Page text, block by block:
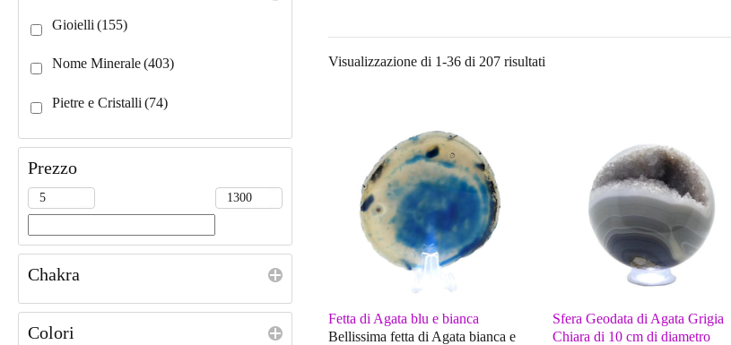
Gioielli (155)
Nome Minerale(403)
Pietre e Cristalli (74)
Prezzo
Chakra
Colori
Visualizzazione di 1-36 di 207 risultati
Fetta di Agata blu e bianca
Bellissima fetta di Agata bianca e
Sfera Geodata di Agata Grigia
Chiara di 10 cm di diametro